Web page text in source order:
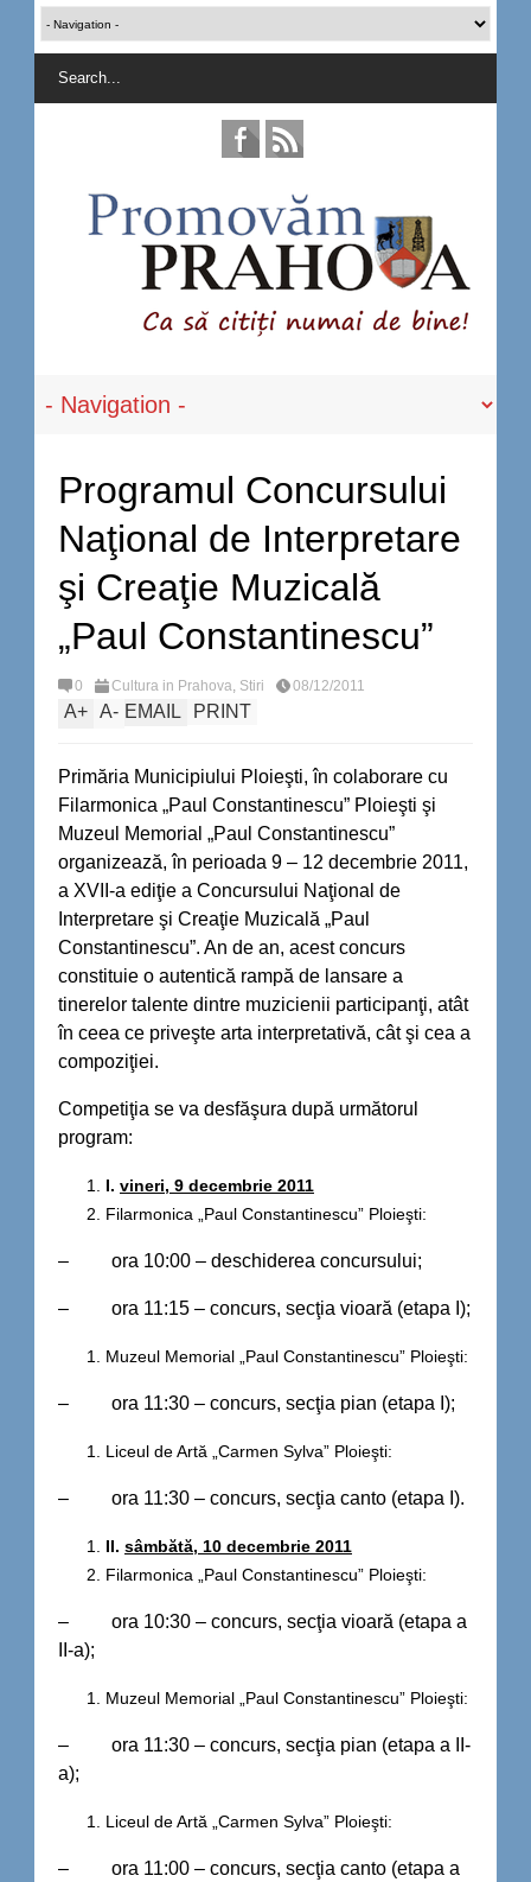
Programul Concursului
Naţional de Interpretare
şi Creaţie Muzicală
„Paul Constantinescu”
0 Cultura in Prahova, Stiri 08/12/2011
A+ A- EMAIL PRINT
Primăria Municipiului Ploieşti, în colaborare cu
Filarmonica „Paul Constantinescu” Ploieşti şi
Muzeul Memorial „Paul Constantinescu”
organizează, în perioada 9 – 12 decembrie 2011,
a XVII-a ediţie a Concursului Naţional de
Interpretare şi Creaţie Muzicală „Paul
Constantinescu”. An de an, acest concurs
constituie o autentică rampă de lansare a
tinerelor talente dintre muzicienii participanţi, atât
în ceea ce priveşte arta interpretativă, cât şi cea a
compoziţiei.
Competiţia se va desfăşura după următorul
program:
I. vineri, 9 decembrie 2011
Filarmonica „Paul Constantinescu” Ploieşti:
– ora 10:00 – deschiderea concursului;
– ora 11:15 – concurs, secţia vioară (etapa I);
Muzeul Memorial „Paul Constantinescu” Ploieşti:
– ora 11:30 – concurs, secţia pian (etapa I);
Liceul de Artă „Carmen Sylva” Ploieşti:
– ora 11:30 – concurs, secţia canto (etapa I).
II. sâmbătă, 10 decembrie 2011
Filarmonica „Paul Constantinescu” Ploieşti:
– ora 10:30 – concurs, secţia vioară (etapa a
II-a);
Muzeul Memorial „Paul Constantinescu” Ploieşti:
– ora 11:30 – concurs, secţia pian (etapa a II-
a);
Liceul de Artă „Carmen Sylva” Ploieşti:
– ora 11:00 – concurs, secţia canto (etapa a